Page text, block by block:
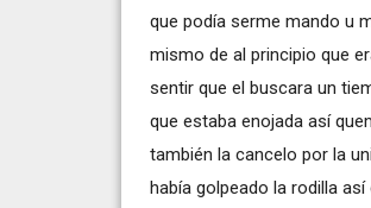
que podía serme mando u
mismo de al principio que
sentir que el buscara un
que estaba enojada así
también la cancelo por la
había golpeado la rodilla